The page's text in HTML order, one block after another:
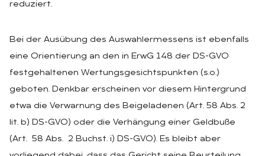
reduziert.
Bei der Ausübung des Auswahlermessens ist ebenfalls
eine Orientierung an den in ErwG 148 der DS-GVO
festgehaltenen Wertungsgesichtspunkten (s.o.)
geboten. Denkbar erscheinen vor diesem Hintergrund
etwa die Verwarnung des Beigeladenen (Art. 58 Abs. 2
lit. b) DS-GVO) oder die Verhängung einer Geldbuße
(Art. 58 Abs. 2 Buchst. i) DS-GVO). Es bleibt aber